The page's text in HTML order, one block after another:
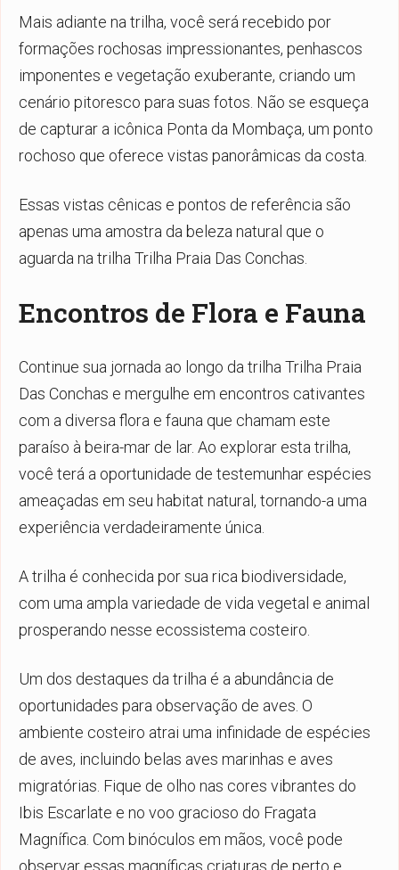
Mais adiante na trilha, você será recebido por
formações rochosas impressionantes, penhascos
imponentes e vegetação exuberante, criando um
cenário pitoresco para suas fotos. Não se esqueça
de capturar a icônica Ponta da Mombaça, um ponto
rochoso que oferece vistas panorâmicas da costa.
Essas vistas cênicas e pontos de referência são
apenas uma amostra da beleza natural que o
aguarda na trilha Trilha Praia Das Conchas.
Encontros de Flora e Fauna
Continue sua jornada ao longo da trilha Trilha Praia
Das Conchas e mergulhe em encontros cativantes
com a diversa flora e fauna que chamam este
paraíso à beira-mar de lar. Ao explorar esta trilha,
você terá a oportunidade de testemunhar espécies
ameaçadas em seu habitat natural, tornando-a uma
experiência verdadeiramente única.
A trilha é conhecida por sua rica biodiversidade,
com uma ampla variedade de vida vegetal e animal
prosperando nesse ecossistema costeiro.
Um dos destaques da trilha é a abundância de
oportunidades para observação de aves. O
ambiente costeiro atrai uma infinidade de espécies
de aves, incluindo belas aves marinhas e aves
migratórias. Fique de olho nas cores vibrantes do
Ibis Escarlate e no voo gracioso do Fragata
Magnífica. Com binóculos em mãos, você pode
observar essas magníficas criaturas de perto e